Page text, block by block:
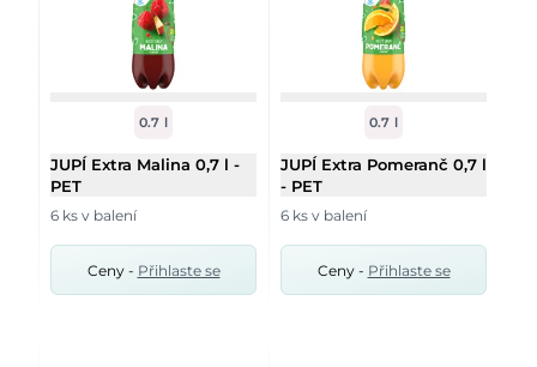
0.7 l
JUPÍ Extra Malina 0,7 l -
PET
6 ks v balení
Ceny - Přihlaste se
0.7 l
JUPÍ Extra Pomeranč 0,7 l
- PET
6 ks v balení
Ceny - Přihlaste se